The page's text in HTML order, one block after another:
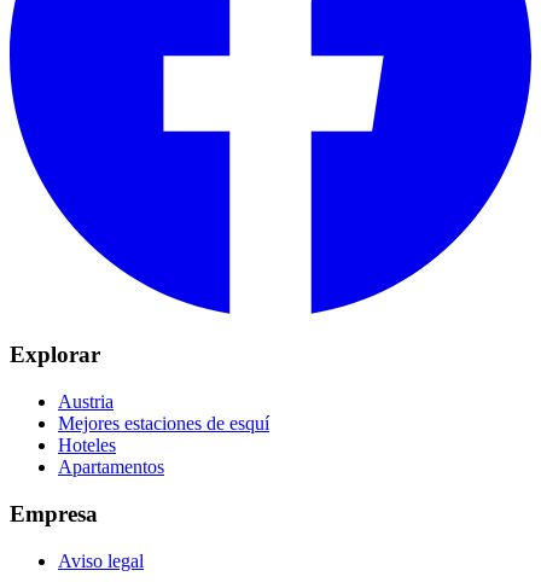
Explorar
Austria
Mejores estaciones de esquí
Hoteles
Apartamentos
Empresa
Aviso legal